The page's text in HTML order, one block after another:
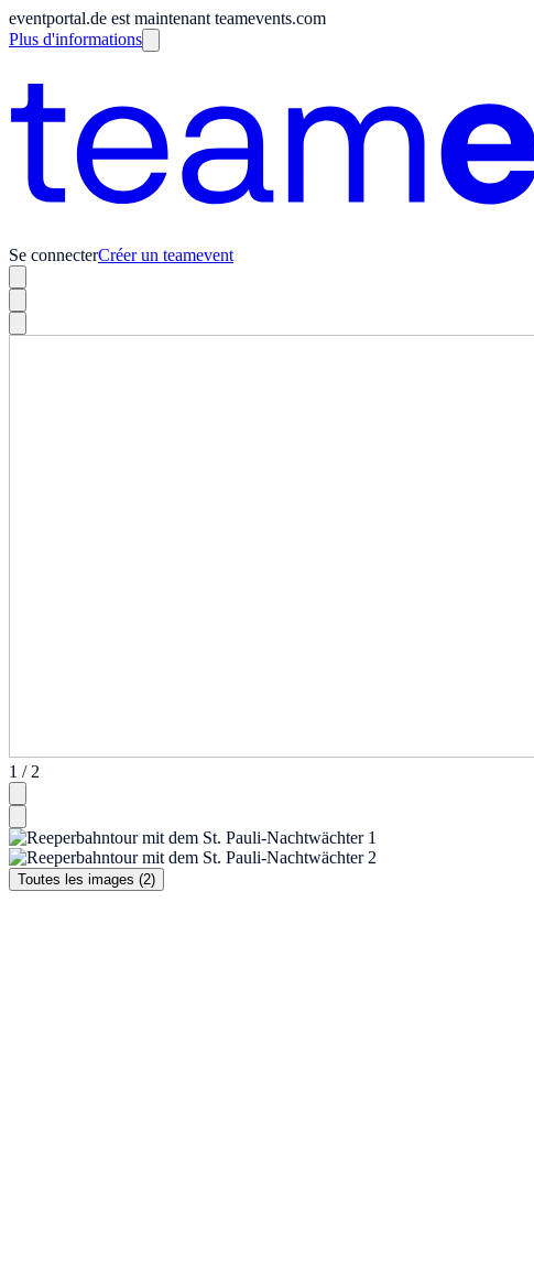
eventportal.de est maintenant teamevents.com
Plus d'informations
Se connecterCréer un teamevent
1 / 2
Toutes les images (2)